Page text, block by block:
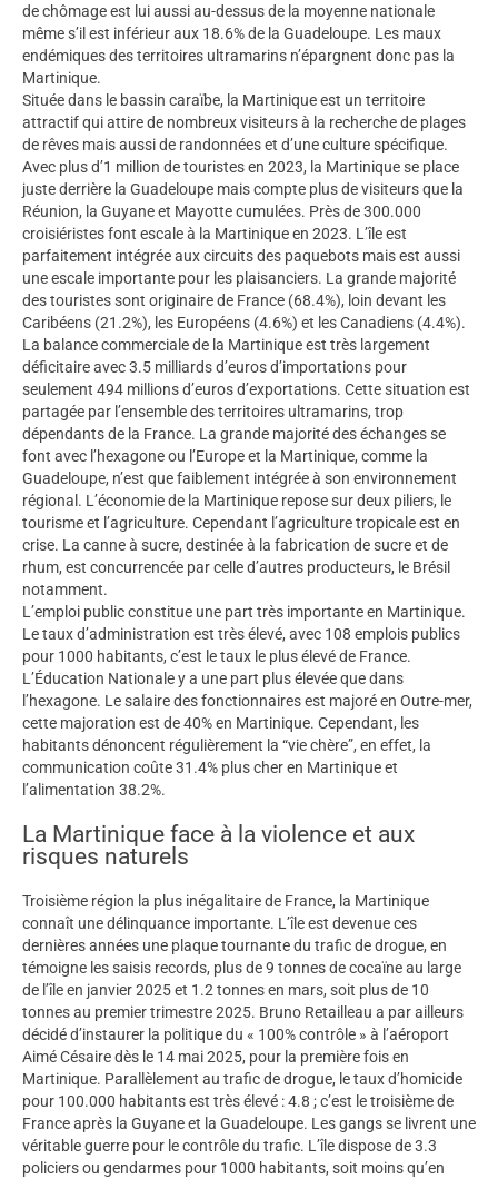
de chômage est lui aussi au-dessus de la moyenne nationale
même s’il est inférieur aux 18.6% de la Guadeloupe. Les maux
endémiques des territoires ultramarins n’épargnent donc pas la
Martinique.
Située dans le bassin caraïbe, la Martinique est un territoire
attractif qui attire de nombreux visiteurs à la recherche de plages
de rêves mais aussi de randonnées et d’une culture spécifique.
Avec plus d’1 million de touristes en 2023, la Martinique se place
juste derrière la Guadeloupe mais compte plus de visiteurs que la
Réunion, la Guyane et Mayotte cumulées. Près de 300.000
croisiéristes font escale à la Martinique en 2023. L’île est
parfaitement intégrée aux circuits des paquebots mais est aussi
une escale importante pour les plaisanciers. La grande majorité
des touristes sont originaire de France (68.4%), loin devant les
Caribéens (21.2%), les Européens (4.6%) et les Canadiens (4.4%).
La balance commerciale de la Martinique est très largement
déficitaire avec 3.5 milliards d’euros d’importations pour
seulement 494 millions d’euros d’exportations. Cette situation est
partagée par l’ensemble des territoires ultramarins, trop
dépendants de la France. La grande majorité des échanges se
font avec l’hexagone ou l’Europe et la Martinique, comme la
Guadeloupe, n’est que faiblement intégrée à son environnement
régional. L’économie de la Martinique repose sur deux piliers, le
tourisme et l’agriculture. Cependant l’agriculture tropicale est en
crise. La canne à sucre, destinée à la fabrication de sucre et de
rhum, est concurrencée par celle d’autres producteurs, le Brésil
notamment.
L’emploi public constitue une part très importante en Martinique.
Le taux d’administration est très élevé, avec 108 emplois publics
pour 1000 habitants, c’est le taux le plus élevé de France.
L’Éducation Nationale y a une part plus élevée que dans
l’hexagone. Le salaire des fonctionnaires est majoré en Outre-mer,
cette majoration est de 40% en Martinique. Cependant, les
habitants dénoncent régulièrement la “vie chère”, en effet, la
communication coûte 31.4% plus cher en Martinique et
l’alimentation 38.2%.
La Martinique face à la violence et aux
risques naturels
Troisième région la plus inégalitaire de France, la Martinique
connaît une délinquance importante. L’île est devenue ces
dernières années une plaque tournante du trafic de drogue, en
témoigne les saisis records, plus de 9 tonnes de cocaïne au large
de l’île en janvier 2025 et 1.2 tonnes en mars, soit plus de 10
tonnes au premier trimestre 2025. Bruno Retailleau a par ailleurs
décidé d’instaurer la politique du « 100% contrôle » à l’aéroport
Aimé Césaire dès le 14 mai 2025, pour la première fois en
Martinique. Parallèlement au trafic de drogue, le taux d’homicide
pour 100.000 habitants est très élevé : 4.8 ; c’est le troisième de
France après la Guyane et la Guadeloupe. Les gangs se livrent une
véritable guerre pour le contrôle du trafic. L’île dispose de 3.3
policiers ou gendarmes pour 1000 habitants, soit moins qu’en